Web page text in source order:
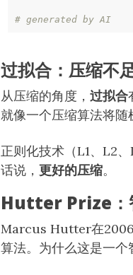
# generated by AI
过拟合：压缩不
从压缩的角度， 过拟合
就像一个压缩算法将
正则化技术（L1、L2
话说， 更好的压缩。
Hutter Prize：
Marcus Hutter在2006
算法。为什么这是一个